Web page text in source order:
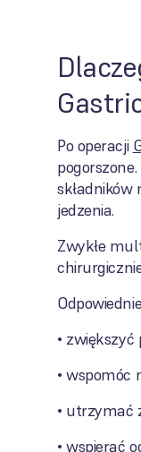
Po operacji
jedzenia.
Zwykłe
•
• wspomóc
• utrzymać
• wspierać